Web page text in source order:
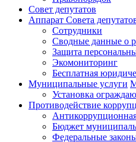
Совет депутатов
Аппарат Совета
Сотрудники
Сводные данные о
Защита
Экомониторинг
Бесплатная
Муниципальные услуги
Установка
Противодействие
Бюджет
Федеральные